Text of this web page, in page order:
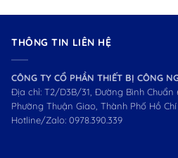
THÔNG TIN LIÊN HỆ
CÔNG TY CỔ PHẦN THIẾT BỊ CÔNG
Địa chỉ: T2/D3B/31, Đường Bình Chuẩn
Phường Thuận Giao, Thành Phố Hồ
Hotline/Zalo: 0978.390.339